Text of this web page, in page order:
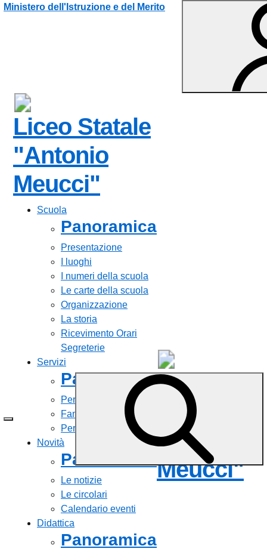
Vai ai contenuti
Vai al menu di navigazione
Vai al footer
Ministero dell'Istruzione e del Merito
Liceo Statale
"Antonio
Meucci"
Scuola
Panoramica
Presentazione
I luoghi
I numeri della scuola
Le carte della scuola
Organizzazione
La storia
Ricevimento Orari
Segreterie
Servizi
Panoramica
Personale scolastico
Famiglie e studenti
Percorsi di studio
Novità
Panoramica
Le notizie
Le circolari
Calendario eventi
Didattica
Panoramica
Liceo
Statale
"Antonio
Meucci"